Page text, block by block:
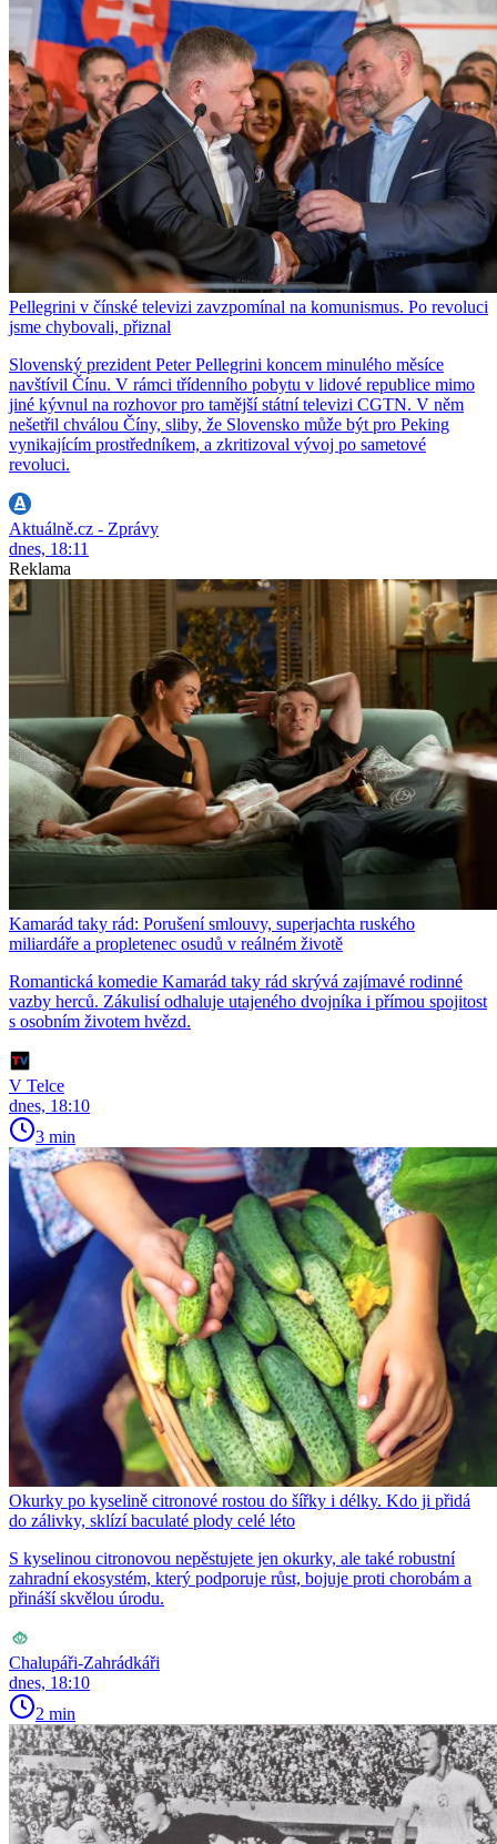
Pellegrini v čínské televizi zavzpomínal na komunismus. Po revoluci
jsme chybovali, přiznal
Slovenský prezident Peter Pellegrini koncem minulého měsíce
navštívil Čínu. V rámci třídenního pobytu v lidové republice mimo
jiné kývnul na rozhovor pro tamější státní televizi CGTN. V něm
nešetřil chválou Číny, sliby, že Slovensko může být pro Peking
vynikajícím prostředníkem, a zkritizoval vývoj po sametové
revoluci.
Aktuálně.cz - Zprávy
dnes, 18:11
Reklama
Kamarád taky rád: Porušení smlouvy, superjachta ruského
miliardáře a propletenec osudů v reálném životě
Romantická komedie Kamarád taky rád skrývá zajímavé rodinné
vazby herců. Zákulisí odhaluje utajeného dvojníka i přímou spojitost
s osobním životem hvězd.
V Telce
dnes, 18:10
3 min
Okurky po kyselině citronové rostou do šířky i délky. Kdo ji přidá
do zálivky, sklízí baculaté plody celé léto
S kyselinou citronovou nepěstujete jen okurky, ale také robustní
zahradní ekosystém, který podporuje růst, bojuje proti chorobám a
přináší skvělou úrodu.
Chalupáři-Zahrádkáři
dnes, 18:10
2 min